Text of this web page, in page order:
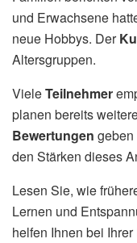
und Erwachsene
neue Hobbys. Der
Altersgruppen.
VieleTeilnehmer
planen bereits
Bewertungen
den Stärken dieses
Lesen Sie, wie
Lernen und
helfen Ihnen bei